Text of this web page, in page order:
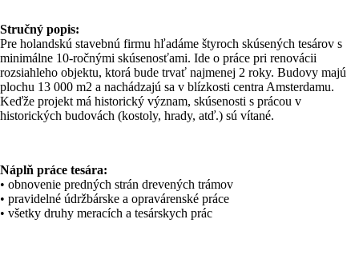
Stručný popis:
Pre holandskú stavebnú firmu hľadáme štyroch skúsených tesárov s
minimálne 10-ročnými skúsenosťami. Ide o práce pri renovácii
rozsiahleho objektu, ktorá bude trvať najmenej 2 roky. Budovy majú
plochu 13 000 m2 a nachádzajú sa v blízkosti centra Amsterdamu.
Keďže projekt má historický význam, skúsenosti s prácou v
historických budovách (kostoly, hrady, atď.) sú vítané.
Náplň práce tesára:
• obnovenie predných strán drevených trámov
• pravidelné údržbárske a opravárenské práce
• všetky druhy meracích a tesárskych prác